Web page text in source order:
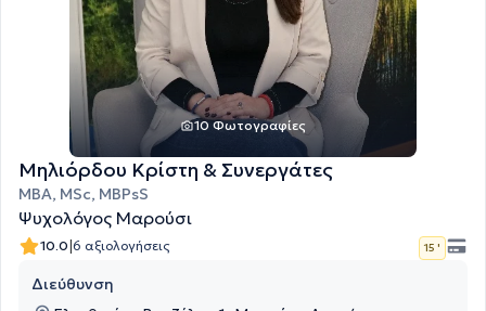
10 Φωτογραφίες
Μηλιόρδου Κρίστη & Συνεργάτες
MBA, MSc, MBPsS
Ψυχολόγος Μαρούσι
10.0|6 αξιολογήσεις 15 '
Διεύθυνση